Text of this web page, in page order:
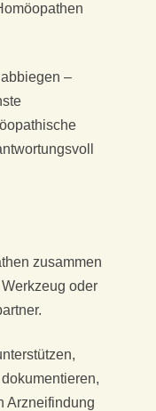
–
zusammen
oder
Arzneifindung